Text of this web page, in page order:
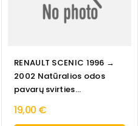
RENAULT SCENIC 1996 →
2002 Natūralios odos
pavarų svirties...
19,00 €